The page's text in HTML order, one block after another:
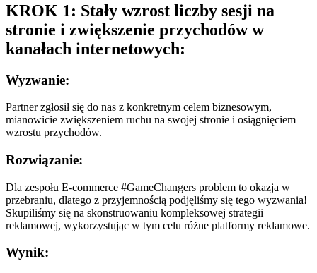
KROK 1: Stały wzrost liczby sesji na
stronie i zwiększenie przychodów w
kanałach internetowych:
Wyzwanie:
Partner zgłosił się do nas z konkretnym celem biznesowym,
mianowicie zwiększeniem ruchu na swojej stronie i osiągnięciem
wzrostu przychodów.
Rozwiązanie:
Dla zespołu E-commerce #GameChangers problem to okazja w
przebraniu, dlatego z przyjemnością podjęliśmy się tego wyzwania!
Skupiliśmy się na skonstruowaniu kompleksowej strategii
reklamowej, wykorzystując w tym celu różne platformy reklamowe.
Wynik: